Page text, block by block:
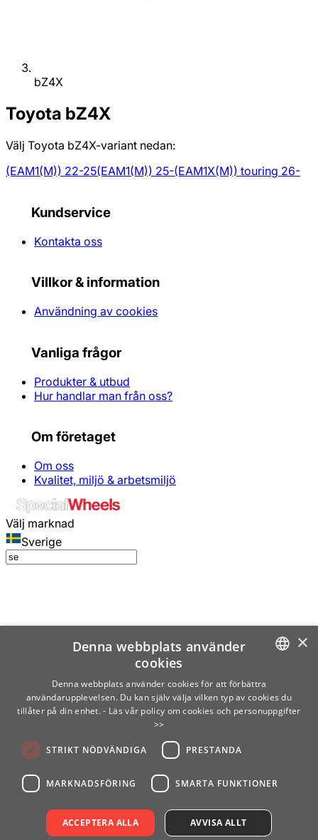
bZ4X
Toyota bZ4X
Välj Toyota bZ4X-variant nedan:
(EAM1(M)) 22-25(EAM1(M)) 25-(EAM1X(M)) touring 26-
Kundservice
Kontakta oss
Villkor & information
Användning av cookies
Vanliga frågor
Produkter & utbud
Hur handlar man från oss?
Om företaget
Om oss
Kvalitet, miljö & arbetsmiljö
Välj marknad
Sverige
SWEDISH
×
Denna webbplats använder
cookies
Denna webbplats använder cookies för att förbättra
användarupplevelsen. Du kan själv välja vilken typ av cookies du
tillåter på din enhet. - Läs vår policy om cookies och personuppgifter
>>
STRIKT NÖDVÄNDIGA PRESTANDA
MARKNADSFÖRING SMARTA FUNKTIONER
ACCEPTERA ALLA AVVISA ALLT